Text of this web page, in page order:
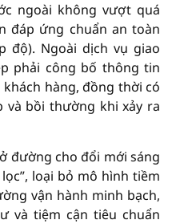
ngoài không vượt quá
đáp ứng chuẩn an toàn
độ). Ngoài dịch vụ giao
phải công bố thông tin
hàng, đồng thời có
và bồi thường khi xảy ra
đường cho đổi mới sáng
loại bỏ mô hình tiềm
vận hành minh bạch,
và tiệm cận tiêu chuẩn